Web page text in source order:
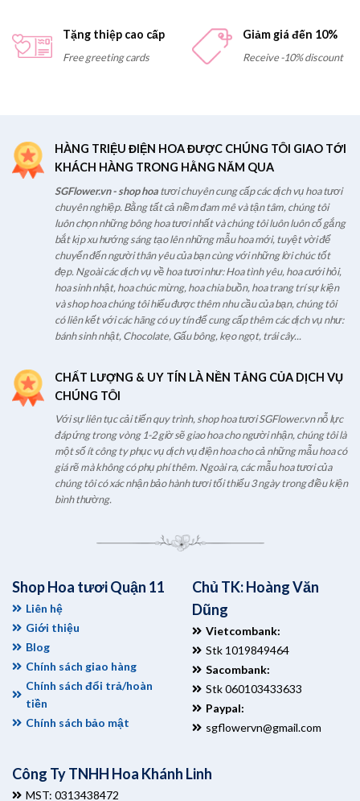
Tặng thiệp cao cấp
Free greeting cards
Giảm giá đến 10%
Receive -10% discount
HÀNG TRIỆU ĐIỆN HOA ĐƯỢC CHÚNG TÔI GIAO TỚI
KHÁCH HÀNG TRONG HẰNG NĂM QUA
SGFlower.vn - shop hoatươi chuyên cung cấp các dịch vụ hoa tươi
chuyên nghiệp. Bằng tất cả niềm đam mê và tận tâm, chúng tôi
luôn chọn những bông hoa tươi nhất và chúng tôi luôn luôn cố gắng
bắt kịp xu hướng sáng tạo lên những mẫu hoa mới, tuyệt vời để
chuyển đến người thân yêu của bạn cùng với những lời chúc tốt
đẹp. Ngoài các dịch vụ về hoa tươi như: Hoa tình yêu, hoa cưới hỏi,
hoa sinh nhật, hoa chúc mừng, hoa chia buồn, hoa trang trí sự kiện
và shop hoa chúng tôi hiểu được thêm nhu cầu của bạn, chúng tôi
có liên kết với các hãng có uy tín để cung cấp thêm các dịch vụ như:
bánh sinh nhật, Chocolate, Gấu bông, kẹo ngọt, trái cây...
CHẤT LƯỢNG & UY TÍN LÀ NỀN TẢNG CỦA DỊCH VỤ
CHÚNG TÔI
Với sự liên tục cải tiến quy trình, shop hoa tươi SGFlower.vn nỗ lực
đáp ứng trong vòng 1-2 giờ sẽ giao hoa cho người nhận, chúng tôi là
một số ít công ty phục vụ dịch vụ điện hoa cho cả những mẫu hoa có
giá rẽ mà không có phụ phí thêm. Ngoài ra, các mẫu hoa tươi của
chúng tôi có xác nhận bảo hành tươi tối thiểu 3 ngày trong điều kiện
bình thường.
Shop Hoa tươi Quận 11
Liên hệ
Giới thiệu
Blog
Chính sách giao hàng
Chính sách đổi trả/hoàn
tiền
Chính sách bảo mật
Chủ TK: Hoàng Văn
Dũng
Vietcombank:
Stk 1019849464
Sacombank:
Stk 060103433633
Paypal:
sgflowervn@gmail.com
Công Ty TNHH Hoa Khánh Linh
MST: 0313438472